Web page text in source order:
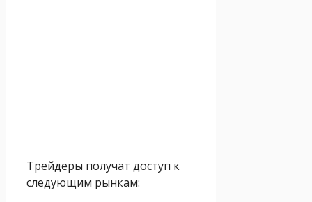
Трейдеры получат доступ к
следующим рынкам: